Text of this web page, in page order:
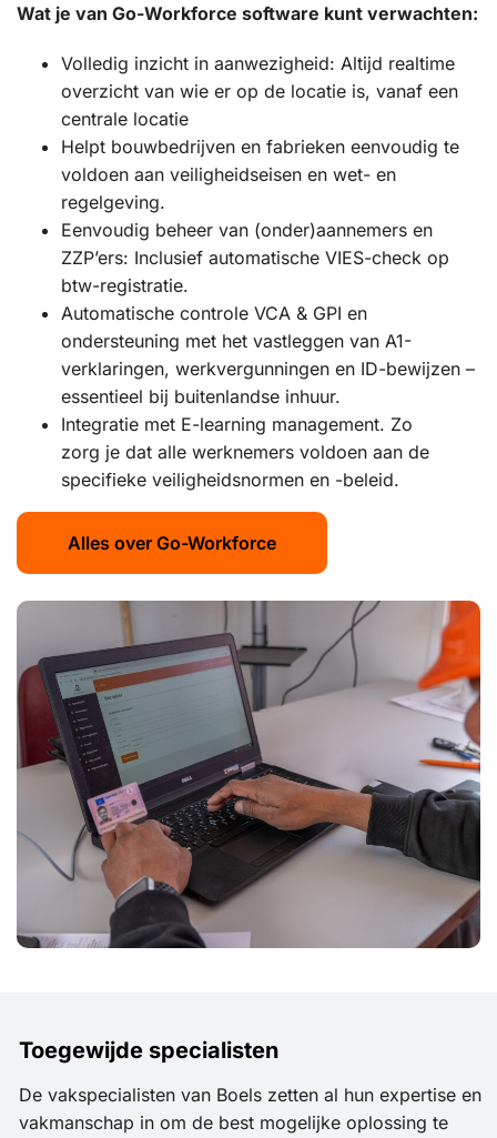
Wat je van Go-Workforce software kunt verwachten:
Volledig inzicht in aanwezigheid: Altijd realtime
overzicht van wie er op de locatie is, vanaf een
centrale locatie
Helpt bouwbedrijven en fabrieken eenvoudig te
voldoen aan veiligheidseisen en wet- en
regelgeving.
Eenvoudig beheer van (onder)aannemers en
ZZP’ers: Inclusief automatische VIES-check op
btw-registratie.
Automatische controle VCA & GPI en
ondersteuning met het vastleggen van A1-
verklaringen, werkvergunningen en ID-bewijzen –
essentieel bij buitenlandse inhuur.
Integratie met E-learning management. Zo
zorg je dat alle werknemers voldoen aan de
specifieke veiligheidsnormen en -beleid.
Alles over Go-Workforce
Toegewijde specialisten
De vakspecialisten van Boels zetten al hun expertise en
vakmanschap in om de best mogelijke oplossing te